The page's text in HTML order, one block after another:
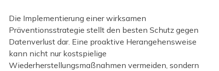
Die Implementierung einer wirksamen
Präventionsstrategie stellt den besten Schutz gegen
Datenverlust dar. Eine proaktive Herangehensweise
kann nicht nur kostspielige
Wiederherstellungsmaßnahmen vermeiden, sondern